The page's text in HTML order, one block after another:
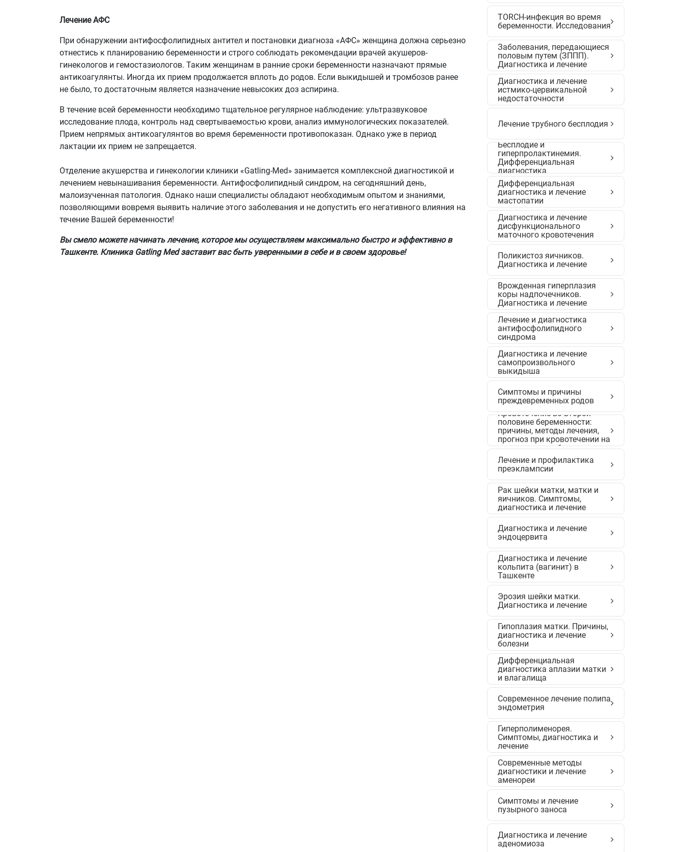
Лечение АФС
При обнаружении антифосфолипидных антител и постановки диагноза «АФС» женщина должна серьезно
отнестись к планированию беременности и строго соблюдать рекомендации врачей акушеров-
гинекологов и гемостазиологов. Таким женщинам в ранние сроки беременности назначают прямые
антикоагулянты. Иногда их прием продолжается вплоть до родов. Если выкидышей и тромбозов ранее
не было, то достаточным является назначение невысоких доз аспирина.
В течение всей беременности необходимо тщательное регулярное наблюдение: ультразвуковое
исследование плода, контроль над свертываемостью крови, анализ иммунологических показателей.
Прием непрямых антикоагулянтов во время беременности противопоказан. Однако уже в период
лактации их прием не запрещается.
Отделение акушерства и гинекологии клиники «Gatling-Med» занимается комплексной диагностикой и
лечением невынашивания беременности. Антифосфолипидный синдром, на сегодняшний день,
малоизученная патология. Однако наши специалисты обладают необходимым опытом и знаниями,
позволяющими вовремя выявить наличие этого заболевания и не допустить его негативного влияния на
течение Вашей беременности!
Вы смело можете начинать лечение, которое мы осуществляем максимально быстро и эффективно в
Ташкенте. Клиника Gatling Med заставит вас быть уверенными в себе и в своем здоровье!
TORCH-инфекция во время
беременности. Исследования
Заболевания, передающиеся
половым путем (ЗППП).
Диагностика и лечение
Диагностика и лечение
истмико-цервикальной
недостаточности
Лечение трубного бесплодия
Бесплодие и
гиперпролактинемия.
Дифференциальная
диагностика
Дифференциальная
диагностика и лечение
мастопатии
Диагностика и лечение
дисфункционального
маточного кровотечения
Поликистоз яичников.
Диагностика и лечение
Врожденная гиперплазия
коры надпочечников.
Диагностика и лечение
Лечение и диагностика
антифосфолипидного
синдрома
Диагностика и лечение
самопроизвольного
выкидыша
Симптомы и причины
преждевременных родов
Кровотечение во второй
половине беременности:
причины, методы лечения,
прогноз при кровотечении на
позднем сроке беременности
Лечение и профилактика
преэклампсии
Рак шейки матки, матки и
яичников. Симптомы,
диагностика и лечение
Диагностика и лечение
эндоцервита
Диагностика и лечение
кольпита (вагинит) в
Ташкенте
Эрозия шейки матки.
Диагностика и лечение
Гипоплазия матки. Причины,
диагностика и лечение
болезни
Дифференциальная
диагностика аплазии матки
и влагалища
Современное лечение полипа
эндометрия
Гиперполименорея.
Симптомы, диагностика и
лечение
Современные методы
диагностики и лечение
аменореи
Симптомы и лечение
пузырного заноса
Диагностика и лечение
аденомиоза